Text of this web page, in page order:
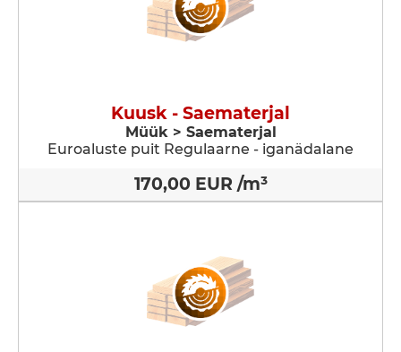
Kuusk - Saematerjal
Müük > Saematerjal
Euroaluste puit Regulaarne - iganädalane
170,00 EUR /m³